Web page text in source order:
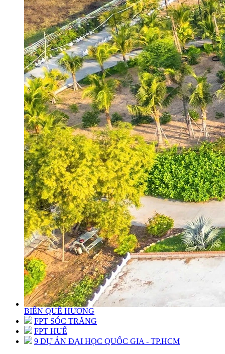
BIỂN QUÊ HƯƠNG
FPT SÓC TRĂNG
FPT HUẾ
9 DỰ ÁN ĐẠI HỌC QUỐC GIA - TP.HCM